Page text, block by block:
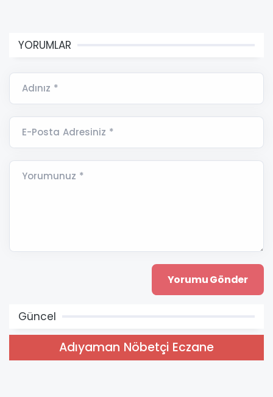
YORUMLAR
Adınız *
E-Posta Adresiniz *
Yorumunuz *
Güncel
Adıyaman Nöbetçi Eczane